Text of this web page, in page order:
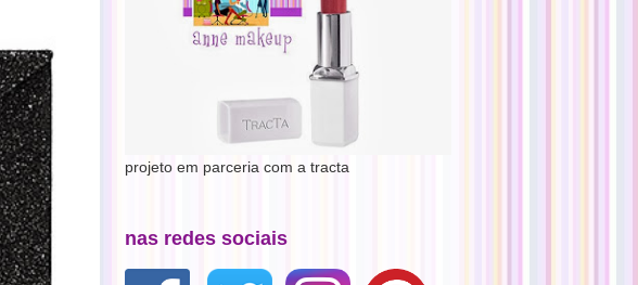
projeto em parceria com a tracta
nas redes sociais